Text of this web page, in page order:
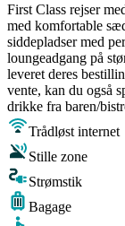
First Class rejser
med komfortable
siddepladser med
loungeadgang på
leveret deres
vente, kan du også
drikke fra baren/
Trådløst internet
Stille zone
Strømstik
Bagage